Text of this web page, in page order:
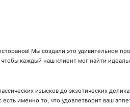
Мы создали это удивительное
каждый наш клиент мог найти
изысков до экзотических
именно то, что удовлетворит ваш